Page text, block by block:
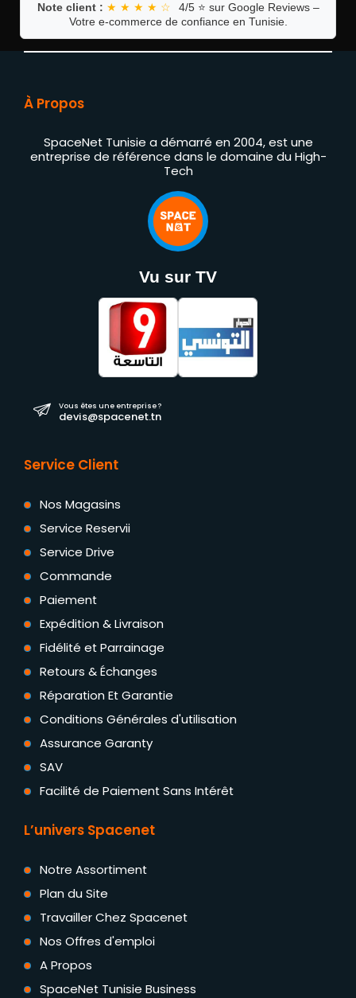
Note client : ★ ★ ★ ★ ☆
4/5 ⭐ sur Google Reviews –
Votre e-commerce de confiance en Tunisie.
À Propos
SpaceNet Tunisie a démarré en 2004, est une
entreprise de référence dans le domaine du High-
Tech
Vu sur TV
Vous êtes une entreprise ?
devis@spacenet.tn
Service Client
Nos Magasins
Service Reservii
Service Drive
Commande
Paiement
Expédition & Livraison
Fidélité et Parrainage
Retours & Échanges
Réparation Et Garantie
Conditions Générales d'utilisation
Assurance Garanty
SAV
Facilité de Paiement Sans Intérêt
L’univers Spacenet
Notre Assortiment
Plan du Site
Travailler Chez Spacenet
Nos Offres d'emploi
A Propos
SpaceNet Tunisie Business